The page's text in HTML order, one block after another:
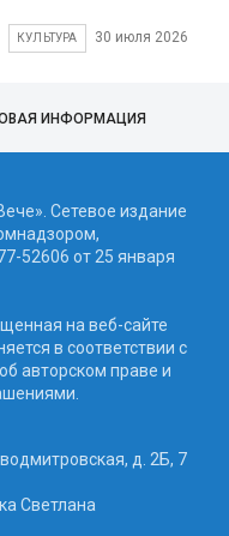
КУЛЬТУРА 30 июля 2026
ИНФОРМАЦИЯ
Сетевое издание
52606 от 25 января
на веб-сайте
в соответствии с
авторском праве и
д. 2Б, 7
Светлана